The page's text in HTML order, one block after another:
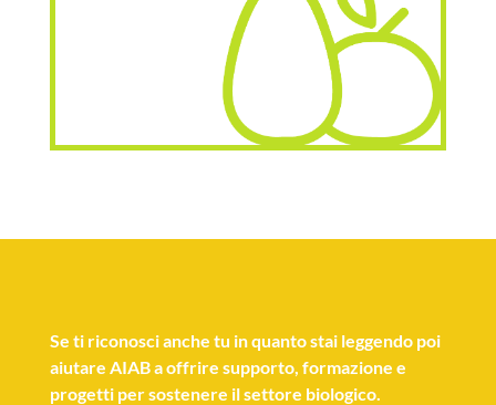
Se ti riconosci anche tu in quanto stai leggendo poi
aiutare AIAB a offrire supporto, formazione e
progetti per sostenere il settore biologico.